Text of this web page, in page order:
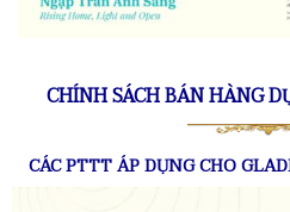
CHÍNH SÁCH BÁN HÀNG
CÁC PTTT ÁP DỤNG CHO